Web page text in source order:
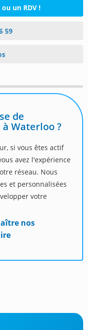
un RDV !
59
de
Waterloo ?
si vous êtes actif
avez l'expérience
réseau. Nous
et personnalisées
votre
nos